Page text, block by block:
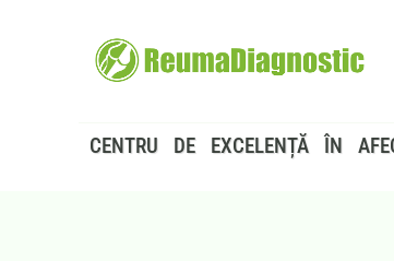
CENTRU DE EXCELENȚĂ ÎN